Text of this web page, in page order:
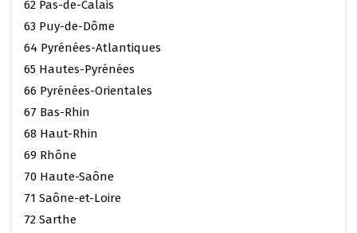
62 Pas-de-Calais
63 Puy-de-Dôme
64 Pyrénées-Atlantiques
65 Hautes-Pyrénées
66 Pyrénées-Orientales
67 Bas-Rhin
68 Haut-Rhin
69 Rhône
70 Haute-Saône
71 Saône-et-Loire
72 Sarthe